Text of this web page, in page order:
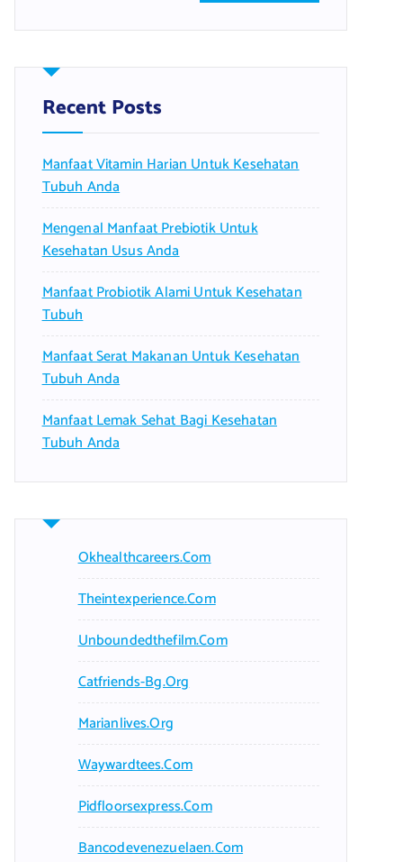
r
h
f
o
:
Recent Posts
Manfaat Vitamin Harian Untuk Kesehatan
Tubuh Anda
Mengenal Manfaat Prebiotik Untuk
Kesehatan Usus Anda
Manfaat Probiotik Alami Untuk Kesehatan
Tubuh
Manfaat Serat Makanan Untuk Kesehatan
Tubuh Anda
Manfaat Lemak Sehat Bagi Kesehatan
Tubuh Anda
Okhealthcareers.com
Theintexperience.com
Unboundedthefilm.com
Catfriends-Bg.org
Marianlives.org
Waywardtees.com
Pidfloorsexpress.com
Bancodevenezuelaen.com